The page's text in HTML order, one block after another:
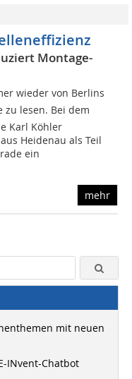
Montage-
wieder von Berlins
zu lesen. Bei dem
Karl Köhler
Heidenau als Teil
ein
mehr
mit neuen
INvent-Chatbot